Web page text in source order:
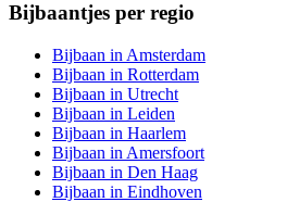
Bijbaantjes per regio
Bijbaan in Amsterdam
Bijbaan in Rotterdam
Bijbaan in Utrecht
Bijbaan in Leiden
Bijbaan in Haarlem
Bijbaan in Amersfoort
Bijbaan in Den Haag
Bijbaan in Eindhoven